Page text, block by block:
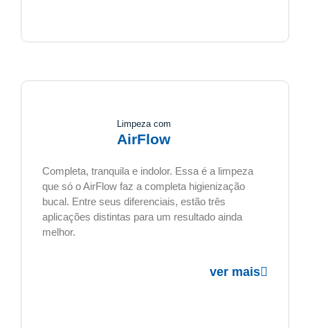
Limpeza com
AirFlow
Completa, tranquila e indolor. Essa é a limpeza
que só o AirFlow faz a completa higienização
bucal. Entre seus diferenciais, estão três
aplicações distintas para um resultado ainda
melhor.
ver mais